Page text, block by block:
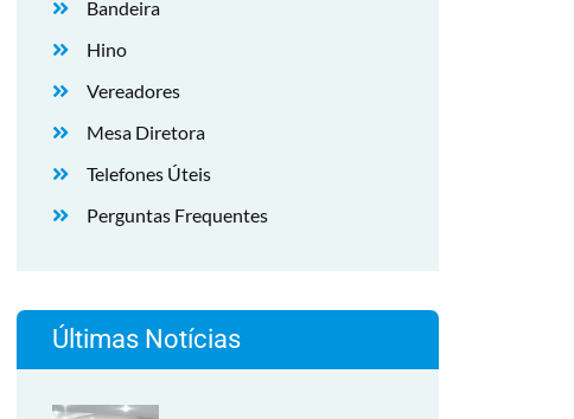
Bandeira
Hino
Vereadores
Mesa Diretora
Telefones Úteis
Perguntas Frequentes
Últimas Notícias